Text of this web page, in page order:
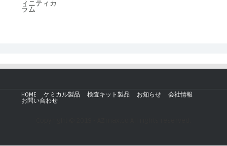
ィニティカ
ラム
HOME ケミカル製品 検査キット製品 お知らせ
会社情報
お問い合わせ